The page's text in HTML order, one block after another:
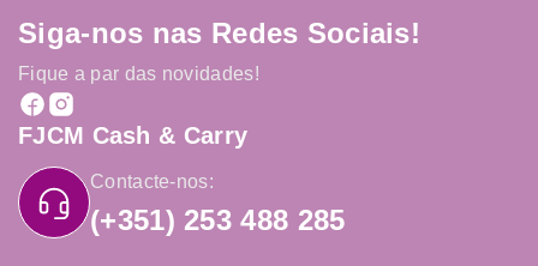
Siga-nos nas Redes Sociais!
Fique a par das novidades!
FJCM Cash & Carry
Contacte-nos:
(+351) 253 488 285